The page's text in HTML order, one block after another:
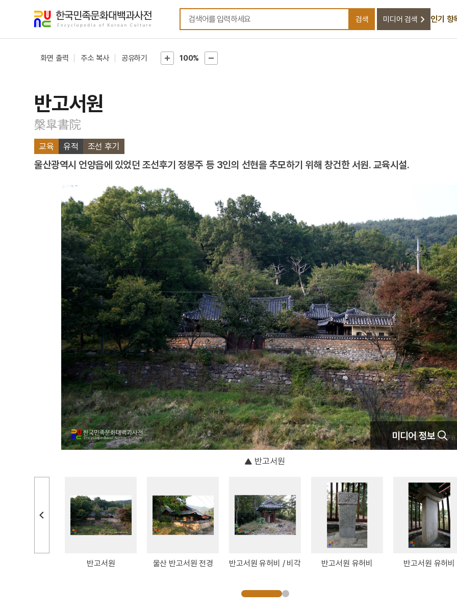
검색어를 입력하세요
검색 미디어 검색 인기 항
화면 출력 주소 복사 공유하기 100%
반고서원
槃皐書院
교육 유적 조선 후기
울산광역시 언양읍에 있었던 조선후기 정몽주 등 3인의 선현을 추모하기 위해 창건한 서원. 교육시설.
미디어 정보
반고서원
반고서원 울산 반고서원 전경 반고서원 유허비 / 비각 반고서원 유허비 반고서원 유허비